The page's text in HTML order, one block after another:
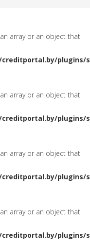
array or an object that
plugins/
array or an object that
plugins/
array or an object that
plugins/
array or an object that
plugins/